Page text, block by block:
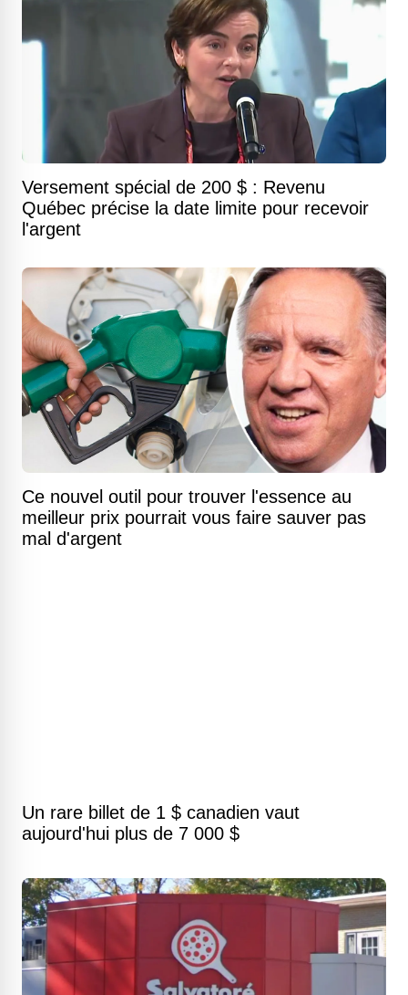
Versement spécial de 200 $ : Revenu
Québec précise la date limite pour recevoir
l'argent
Ce nouvel outil pour trouver l'essence au
meilleur prix pourrait vous faire sauver pas
mal d'argent
Un rare billet de 1 $ canadien vaut
aujourd'hui plus de 7 000 $